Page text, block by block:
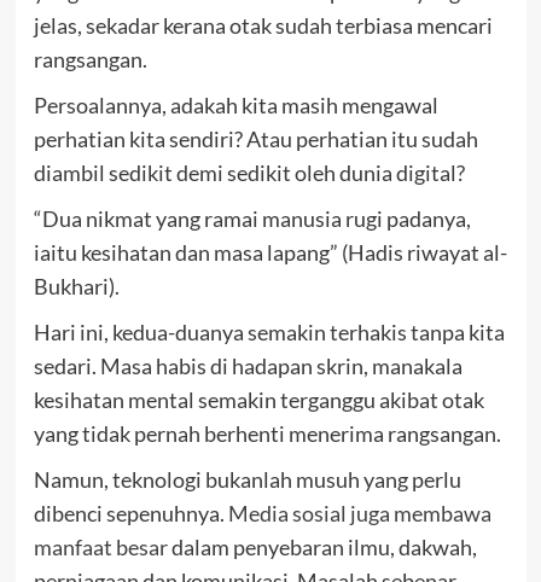
jelas, sekadar kerana otak sudah terbiasa mencari
rangsangan.
Persoalannya, adakah kita masih mengawal
perhatian kita sendiri? Atau perhatian itu sudah
diambil sedikit demi sedikit oleh dunia digital?
“Dua nikmat yang ramai manusia rugi padanya,
iaitu kesihatan dan masa lapang” (Hadis riwayat al-
Bukhari).
Hari ini, kedua-duanya semakin terhakis tanpa kita
sedari. Masa habis di hadapan skrin, manakala
kesihatan mental semakin terganggu akibat otak
yang tidak pernah berhenti menerima rangsangan.
Namun, teknologi bukanlah musuh yang perlu
dibenci sepenuhnya. Media sosial juga membawa
manfaat besardalam penyebaran ilmu, dakwah,